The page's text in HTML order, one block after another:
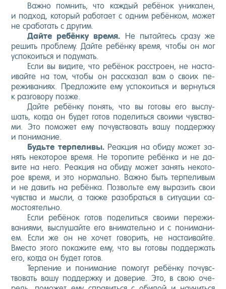
Важ­но пом­нить, что каж­дый ре­бёнок уни­кален,
и под­ход, ко­торый ра­бота­ет с од­ним ре­бён­ком, мо­жет
не сра­ботать с дру­гим.
Дай­те ре­бён­ку вре­мя. Не пы­тай­тесь сра­зу же
ре­шить проб­ле­му. Дай­те ре­бён­ку вре­мя, что­бы он мог
ус­по­ко­ить­ся и по­думать.
Ес­ли вы ви­дите, что ре­бёнок расс­тро­ен, не нас­та­
ивай­те на том, что­бы он рас­ска­зал вам о сво­их пе­
режи­вани­ях. Пред­ло­жите ему ус­по­ко­ить­ся и вер­нуть­ся
к раз­го­вору поз­же.
Дай­те ре­бён­ку по­нять, что вы го­товы его выс­лу­
шать, ког­да он бу­дет го­тов по­делить­ся сво­ими чувс­тва­
ми. Это по­может ему по­чувс­тво­вать ва­шу под­дер­жку
и по­нима­ние.
Будь­те тер­пе­ливы.Ре­ак­ция на оби­ду мо­жет за­
нять не­кото­рое вре­мя. Не то­ропи­те ре­бён­ка и не да­
вите на не­го. Ре­ак­ция на оби­ду мо­жет за­нять не­кото­
рое вре­мя, и это нор­маль­но. Важ­но быть тер­пе­ливым
и не да­вить на ре­бён­ка. Поз­воль­те ему вы­разить свои
чувс­тва и мыс­ли, а так­же ра­зоб­рать­ся в си­ту­ации са­
мос­то­ятель­но.
Ес­ли ре­бёнок го­тов по­делить­ся сво­ими пе­режи­
вани­ями, выс­лу­шай­те его вни­матель­но и с по­нима­ни­
ем. Ес­ли же он не хо­чет го­ворить, не нас­та­ивай­те.
Вмес­то это­го по­кажи­те ему, что вы го­товы под­держать
его, ког­да он бу­дет го­тов.
Тер­пе­ние и по­нима­ние по­могут ре­бён­ку по­чувс­
тво­вать ва­шу под­дер­жку и до­верие. Это, в свою оче­